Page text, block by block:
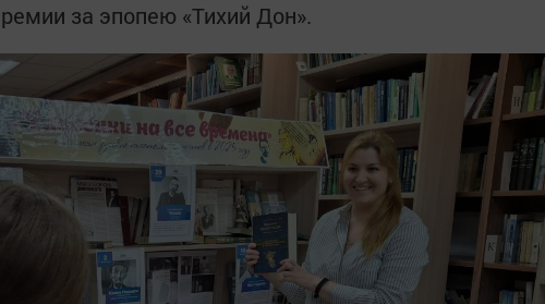
за эпопею «Тихий Дон».